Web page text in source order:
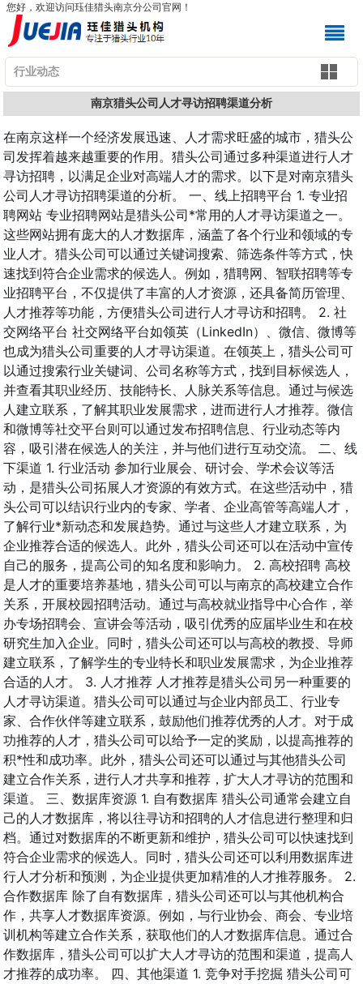
您好，欢迎访问珏佳猎头南京分公司官网！
行业动态
南京猎头公司人才寻访招聘渠道分析
在南京这样一个经济发展迅速、人才需求旺盛的城市，猎头公
司发挥着越来越重要的作用。猎头公司通过多种渠道进行人才
寻访招聘，以满足企业对高端人才的需求。以下是对南京猎头
公司人才寻访招聘渠道的分析。 一、线上招聘平台 1. 专业招
聘网站 专业招聘网站是猎头公司*常用的人才寻访渠道之一。
这些网站拥有庞大的人才数据库，涵盖了各个行业和领域的专
业人才。猎头公司可以通过关键词搜索、筛选条件等方式，快
速找到符合企业需求的候选人。例如，猎聘网、智联招聘等专
业招聘平台，不仅提供了丰富的人才资源，还具备简历管理、
人才推荐等功能，方便猎头公司进行人才寻访和招聘。 2. 社
交网络平台 社交网络平台如领英（LinkedIn）、微信、微博等
也成为猎头公司重要的人才寻访渠道。在领英上，猎头公司可
以通过搜索行业关键词、公司名称等方式，找到目标候选人，
并查看其职业经历、技能特长、人脉关系等信息。通过与候选
人建立联系，了解其职业发展需求，进而进行人才推荐。微信
和微博等社交平台则可以通过发布招聘信息、行业动态等内
容，吸引潜在候选人的关注，并与他们进行互动交流。 二、线
下渠道 1. 行业活动 参加行业展会、研讨会、学术会议等活
动，是猎头公司拓展人才资源的有效方式。在这些活动中，猎
头公司可以结识行业内的专家、学者、企业高管等高端人才，
了解行业*新动态和发展趋势。通过与这些人才建立联系，为
企业推荐合适的候选人。此外，猎头公司还可以在活动中宣传
自己的服务，提高公司的知名度和影响力。 2. 高校招聘 高校
是人才的重要培养基地，猎头公司可以与南京的高校建立合作
关系，开展校园招聘活动。通过与高校就业指导中心合作，举
办专场招聘会、宣讲会等活动，吸引优秀的应届毕业生和在校
研究生加入企业。同时，猎头公司还可以与高校的教授、导师
建立联系，了解学生的专业特长和职业发展需求，为企业推荐
合适的人才。 3. 人才推荐 人才推荐是猎头公司另一种重要的
人才寻访渠道。猎头公司可以通过与企业内部员工、行业专
家、合作伙伴等建立联系，鼓励他们推荐优秀的人才。对于成
功推荐的人才，猎头公司可以给予一定的奖励，以提高推荐的
积*性和成功率。此外，猎头公司还可以通过与其他猎头公司
建立合作关系，进行人才共享和推荐，扩大人才寻访的范围和
渠道。 三、数据库资源 1. 自有数据库 猎头公司通常会建立自
己的人才数据库，将以往寻访和招聘的人才信息进行整理和归
档。通过对数据库的不断更新和维护，猎头公司可以快速找到
符合企业需求的候选人。同时，猎头公司还可以利用数据库进
行人才分析和预测，为企业提供更加精准的人才推荐服务。 2.
合作数据库 除了自有数据库，猎头公司还可以与其他机构合
作，共享人才数据库资源。例如，与行业协会、商会、专业培
训机构等建立合作关系，获取他们的人才数据库信息。通过合
作数据库，猎头公司可以扩大人才寻访的范围和渠道，提高人
才推荐的成功率。 四、其他渠道 1. 竞争对手挖掘 猎头公司可